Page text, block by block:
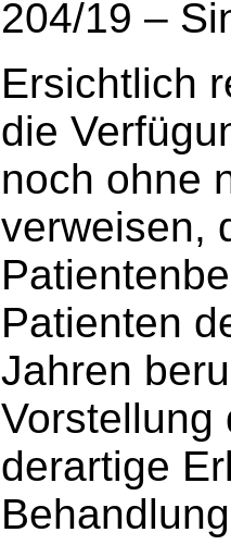
204/19 –
Ersichtlich
die
noch ohne
verweisen,
Patienten
Jahren
Vorstellung
derartige